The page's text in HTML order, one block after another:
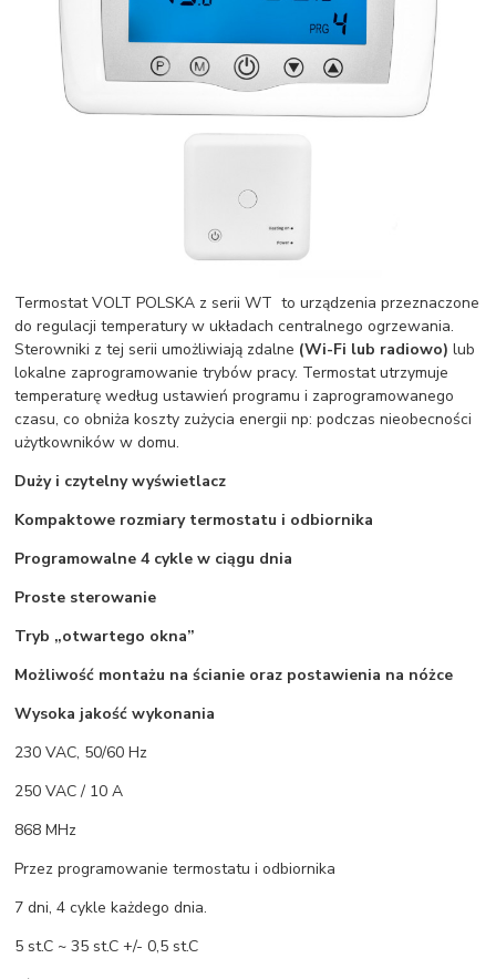
Termostat VOLT POLSKA z serii WT to urządzenia przeznaczone
do regulacji temperatury w układach centralnego ogrzewania.
Sterowniki z tej serii umożliwiają zdalne (Wi-Fi lub radiowo) lub
lokalne zaprogramowanie trybów pracy. Termostat utrzymuje
temperaturę według ustawień programu i zaprogramowanego
czasu, co obniża koszty zużycia energii np: podczas nieobecności
użytkowników w domu.
Duży i czytelny wyświetlacz
Kompaktowe rozmiary termostatu i odbiornika
Programowalne 4 cykle w ciągu dnia
Proste sterowanie
Tryb „otwartego okna”
Możliwość montażu na ścianie oraz postawienia na nóżce
Wysoka jakość wykonania
230 VAC, 50/60 Hz
250 VAC / 10 A
868 MHz
Przez programowanie termostatu i odbiornika
7 dni, 4 cykle każdego dnia.
5 st.C ~ 35 st.C +/- 0,5 st.C